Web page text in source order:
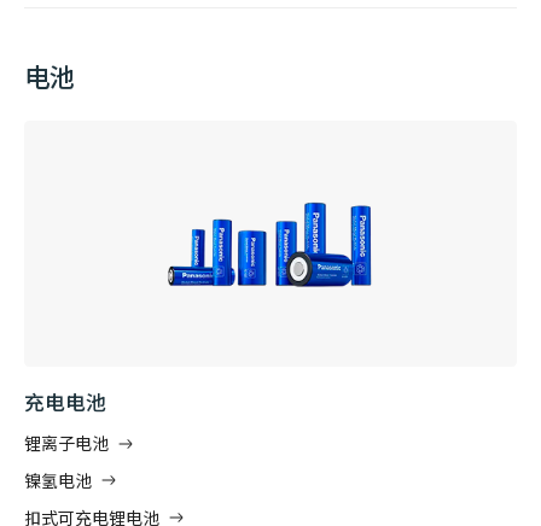
电池
充电电池
锂离子电池
镍氢电池
扣式可充电锂电池